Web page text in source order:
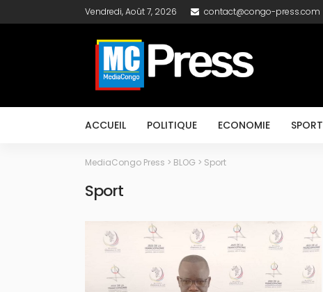
Vendredi, Août 7, 2026 contact@congo-press.com
ACCUEIL POLITIQUE ECONOMIE SPORT
MediaCongo Press > BLOG > Sport
Sport